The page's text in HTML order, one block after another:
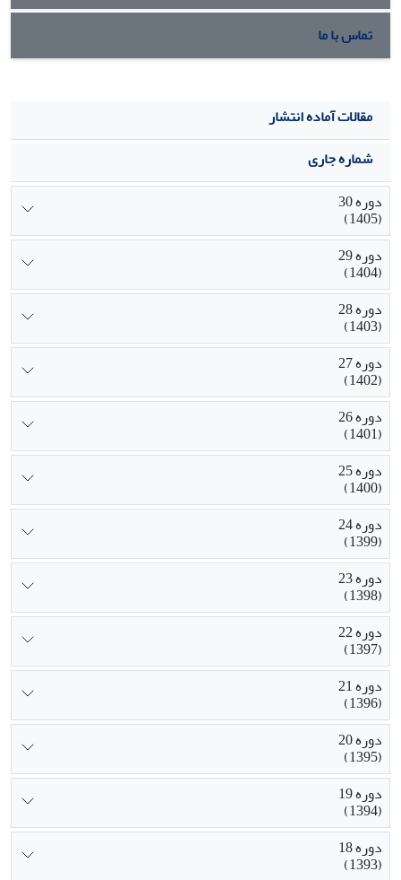
بیان شده است.‏
تماس با ما
مقالات آماده انتشار
شماره جاری
دوره 30
(1405)
دوره 29
(1404)
دوره 28
(1403)
دوره 27
(1402)
دوره 26
(1401)
دوره 25
(1400)
دوره 24
(1399)
دوره 23
(1398)
دوره 22
(1397)
دوره 21
(1396)
دوره 20
(1395)
دوره 19
(1394)
دوره 18
(1393)